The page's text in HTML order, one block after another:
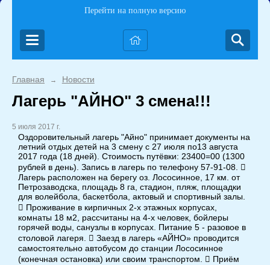
Перейти на полную версию
Главная → Новости
Лагерь "АЙНО" 3 смена!!!
5 июля 2017 г.
Оздоровительный лагерь "Айно" принимает документы на
летний отдых детей на 3 смену с 27 июля по13 августа
2017 года (18 дней). Стоимость путёвки: 23400=00 (1300
рублей в день). Запись в лагерь по телефону 57-91-08. 
Лагерь расположен на берегу оз. Лососинное, 17 км. от
Петрозаводска, площадь 8 га, стадион, пляж, площадки
для волейбола, баскетбола, актовый и спортивный залы.
 Проживание в кирпичных 2-х этажных корпусах,
комнаты 18 м2, рассчитаны на 4-х человек, бойлеры
горячей воды, санузлы в корпусах. Питание 5 - разовое в
столовой лагеря.  Заезд в лагерь «АЙНО» проводится
самостоятельно автобусом до станции Лососинное
(конечная остановка) или своим транспортом.  Приём